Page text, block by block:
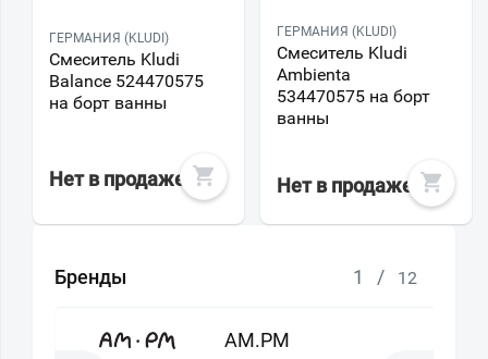
ГЕРМАНИЯ (KLUDI)
Смеситель Kludi
Balance 524470575
на борт ванны
Нет в продаже
ГЕРМАНИЯ (KLUDI)
Смеситель Kludi
Ambienta
534470575 на борт
ванны
Нет в продаже
Бренды 1 / 12
AM.PM